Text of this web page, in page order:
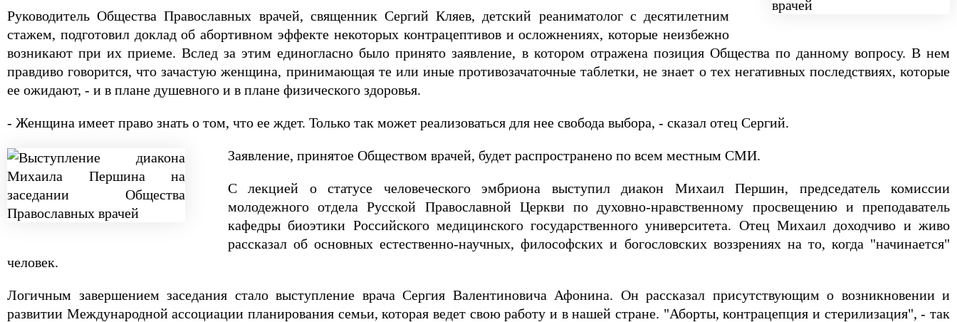
Руководитель Общества Православных врачей, священник Сергий Кляев, детский реаниматолог с десятилетним
стажем, подготовил доклад об абортивном эффекте некоторых контрацептивов и осложнениях, которые неизбежно
возникают при их приеме. Вслед за этим единогласно было принято заявление, в котором отражена позиция Общества по данному вопросу. В нем
правдиво говорится, что зачастую женщина, принимающая те или иные противозачаточные таблетки, не знает о тех негативных последствиях, которые
ее ожидают, - и в плане душевного и в плане физического здоровья.
- Женщина имеет право знать о том, что ее ждет. Только так может реализоваться для нее свобода выбора, - сказал отец Сергий.
Заявление, принятое Обществом врачей, будет распространено по всем местным СМИ.
С лекцией о статусе человеческого эмбриона выступил диакон Михаил Першин, председатель комиссии
молодежного отдела Русской Православной Церкви по духовно-нравственному просвещению и преподаватель
кафедры биоэтики Российского медицинского государственного университета. Отец Михаил доходчиво и живо
рассказал об основных естественно-научных, философских и богословских воззрениях на то, когда "начинается"
человек.
Логичным завершением заседания стало выступление врача Сергия Валентиновича Афонина. Он рассказал присутствующим о возникновении и
развитии Международной ассоциации планирования семьи, которая ведет свою работу и в нашей стране. "Аборты, контрацепция и стерилизация", - так